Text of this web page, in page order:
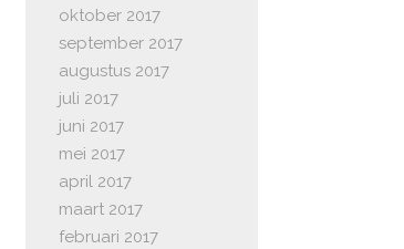
oktober 2017
september 2017
augustus 2017
juli 2017
juni 2017
mei 2017
april 2017
maart 2017
februari 2017